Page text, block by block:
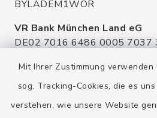
Mit Ihrer Zustimmung
sog. Tracking-Cookies, die es
verstehen, wie unsere Website
BYLADEM1WOR
VR Bank München Land eG
DE02 7016 6486 0005 7037
Raiffeisenbank Isar
DE92 7016 9543 0001 0005
GENODEF1HHS